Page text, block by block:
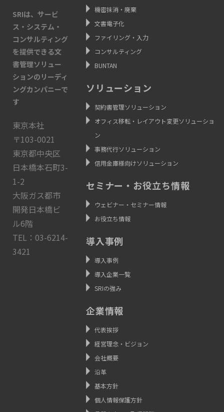
SRIは、サービ
ス・システム・
コンサルティング
を提供できる文
書管理ソリュー
ションのリーディ
ングカンパニーで
す
東京本社
〒103-0021
東京都中央区
日本橋本石町3-
1-2
大阪ガス都市
開発日本橋ビ
ル6階
TEL：03-6214-
3421
機密抹消・廃棄
文書電子化
ファイリング・入力
コンサルティング
BUNTAN
ソリューション
契約書管理ソリューション
オフィス移転・レイアウト変更ソリューショ
ン
事務代行ソリューション
信用金庫様向けソリューション
セミナー・お役立ち情報
ウェビナー・セミナー情報
お役立ち情報
導入事例
導入事例
導入企業一覧
SRIの強み
企業情報
代表挨拶
経営理念・ビジョン
会社概要
沿革
基本方針
個人情報保護方針